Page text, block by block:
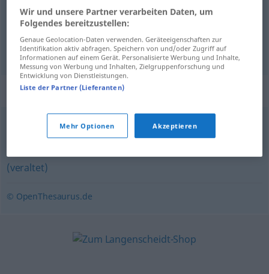
callejear herumschlendern
deambular herumschlendern
Synonyme für "herumschlendern"
lustwandeln (geh.),schlendern flanieren,wandeln
(veraltet)
© OpenThesaurus.de
Wir und unsere Partner verarbeiten Daten, um
Folgendes bereitzustellen:
Genaue Geolocation-Daten verwenden. Geräteeigenschaften zur
Identifikation aktiv abfragen. Speichern von und/oder Zugriff auf
Informationen auf einem Gerät. Personalisierte Werbung und Inhalte,
Messung von Werbung und Inhalten, Zielgruppenforschung und
Entwicklung von Dienstleistungen.
Liste der Partner (Lieferanten)
Mehr Optionen Akzeptieren